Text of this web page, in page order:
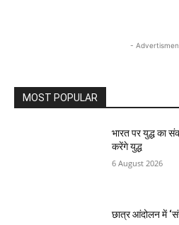
-
MOST POPULAR
भारत पर युद्ध का
करेंगे युद्ध
6 August 2026
छात्र आंदोलन में